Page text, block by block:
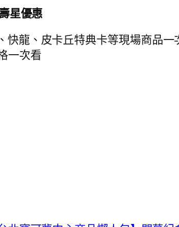
星優惠
快龍、皮卡丘特典卡等現場商品一
一次看